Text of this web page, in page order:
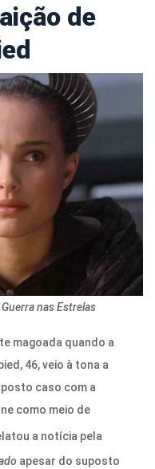
de
nas Estrelas
magoada quando a
, 46, veio à tona a
caso com a
como meio de
a notícia pela
apesar do suposto